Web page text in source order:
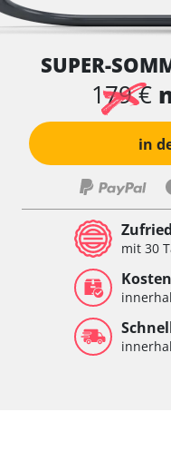
SUPER-
179 €
in
mit 30